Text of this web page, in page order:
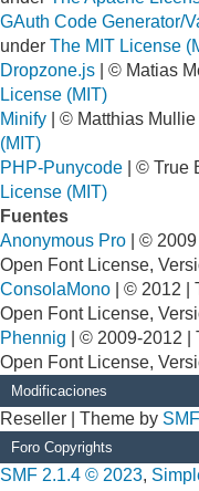
GAuth Code Generator/
under The MIT License
Dropzone.js | © Matias
License (MIT)
Minify | © Matthias
(MIT)
PHP-Punycode | © True
License (MIT)
Fuentes
Anonymous Pro | ©
Open Font License,
ConsolaMono | © 2012 |
Open Font License,
Phennig | © 2009-2012 |
Open Font License,
Modificaciones
Reseller | Theme by
Foro Copyrights
SMF 2.1.4 © 2023,